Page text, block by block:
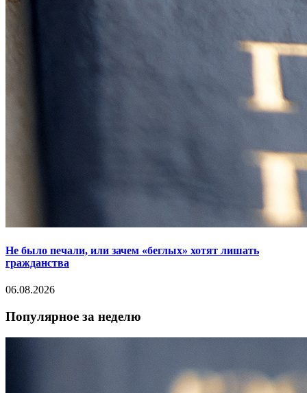
Не было печали, или зачем «беглых» хотят лишать
гражданства
06.08.2026
Популярное за неделю